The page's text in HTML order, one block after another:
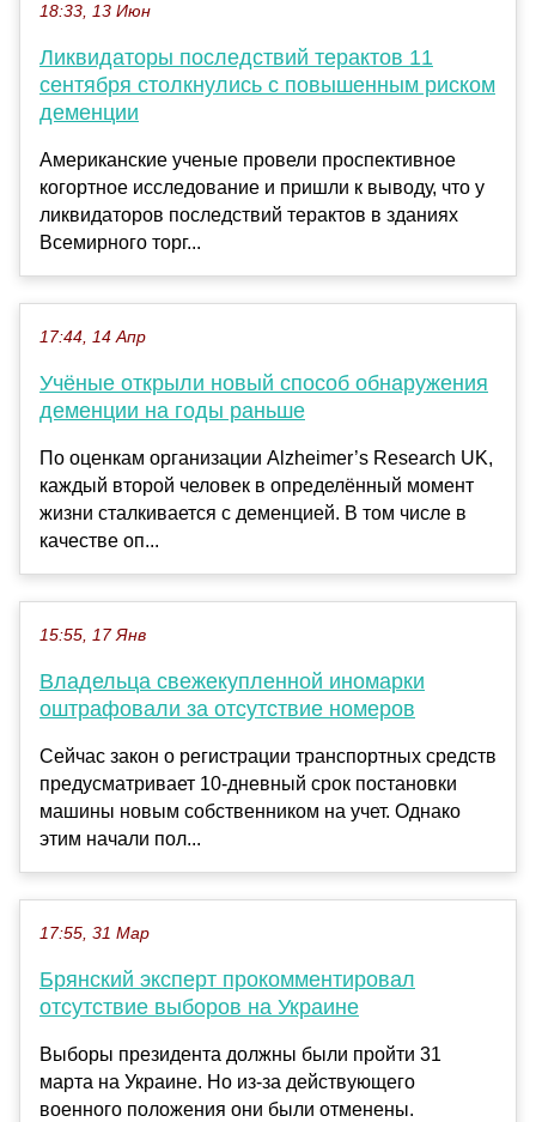
18:33, 13 Июн
Ликвидаторы последствий терактов 11
сентября столкнулись с повышенным риском
деменции
Американские ученые провели проспективное
когортное исследование и пришли к выводу, что у
ликвидаторов последствий терактов в зданиях
Всемирного торг...
17:44, 14 Апр
Учёные открыли новый способ обнаружения
деменции на годы раньше
По оценкам организации Alzheimer’s Research UK,
каждый второй человек в определённый момент
жизни сталкивается с деменцией. В том числе в
качестве оп...
15:55, 17 Янв
Владельца свежекупленной иномарки
оштрафовали за отсутствие номеров
Сейчас закон о регистрации транспортных средств
предусматривает 10-дневный срок постановки
машины новым собственником на учет. Однако
этим начали пол...
17:55, 31 Мар
Брянский эксперт прокомментировал
отсутствие выборов на Украине
Выборы президента должны были пройти 31
марта на Украине. Но из-за действующего
военного положения они были отменены.